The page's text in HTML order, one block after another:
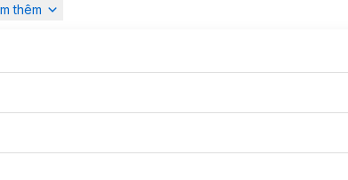
ADEEN, Jeffrey Campbell, Quay eyewear ... Năm
cho ra đời nhãn hiệu mỹ phẩm 3 Concept Eyes. Sản
thêm